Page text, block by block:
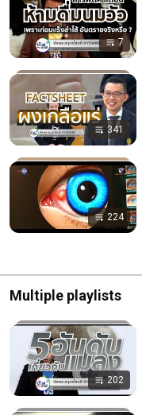
7
341
224
Multiple playlists
202